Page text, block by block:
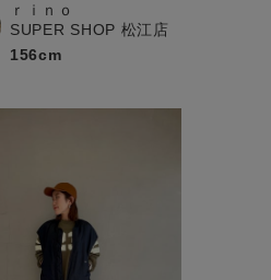
ｒｉｎｏ
SUPER SHOP 松江店
156cm